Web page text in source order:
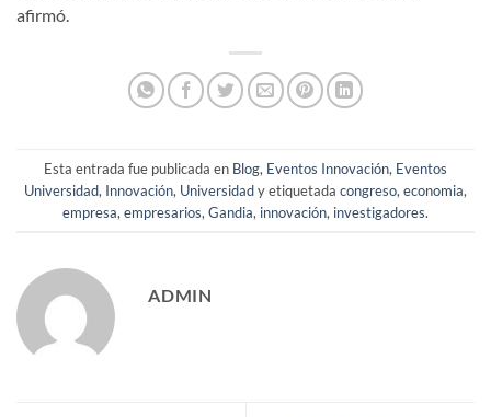
afirmó.
Esta entrada fue publicada en Blog, Eventos Innovación, Eventos
Universidad, Innovación, Universidady etiquetada congreso, economia,
empresa, empresarios, Gandia, innovación, investigadores.
ADMIN